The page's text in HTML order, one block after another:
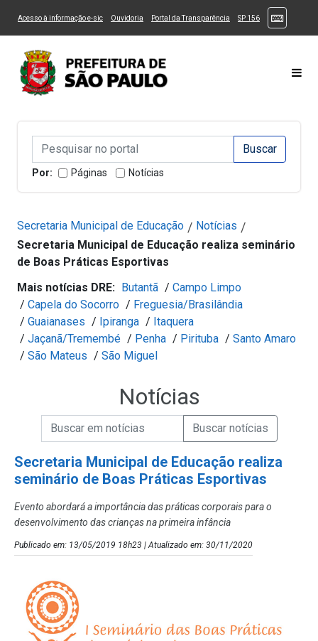
Ir ao Conteúdo Ir para menu principal Ir para busca 3
Alternar Alto Contraste
Acesso à informação e-sic(Link para um novo sítio)
Ouvidoria (Link para um novo sítio)
Portal da Transparência (Link para um novo sítio)
SP 156(Link para um
Campo de Busca de informações
Campo de Busca de informações Enviar a Busca
Por: Páginas Notícias
Secretaria Municipal de Educação / Notícias /
Secretaria Municipal de Educação realiza seminário
de Boas Práticas Esportivas
Mais notícias DRE: Butantã / Campo Limpo
/ Capela do Socorro / Freguesia/Brasilândia
/ Guaianases / Ipiranga / Itaquera
/ Jaçanã/Tremembé / Penha / Pirituba / Santo Amaro
/ São Mateus / São Miguel
Notícias
Campo de Busca de Notícias
Campo de Busca de informaçõesEnviar a Busca de Notícias
Secretaria Municipal de Educação realiza
seminário de Boas Práticas Esportivas
Evento abordará a importância das práticas corporais para o
desenvolvimento das crianças na primeira infância
Publicado em: 13/05/2019 18h23 | Atualizado em: 30/11/2020